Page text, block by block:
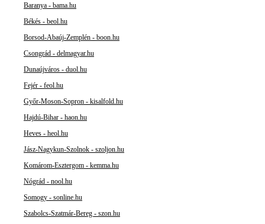
Baranya - bama.hu
Békés - beol.hu
Borsod-Abaúj-Zemplén - boon.hu
Csongrád - delmagyar.hu
Dunaújváros - duol.hu
Fejér - feol.hu
Győr-Moson-Sopron - kisalfold.hu
Hajdú-Bihar - haon.hu
Heves - heol.hu
Jász-Nagykun-Szolnok - szoljon.hu
Komárom-Esztergom - kemma.hu
Nógrád - nool.hu
Somogy - sonline.hu
Szabolcs-Szatmár-Bereg - szon.hu